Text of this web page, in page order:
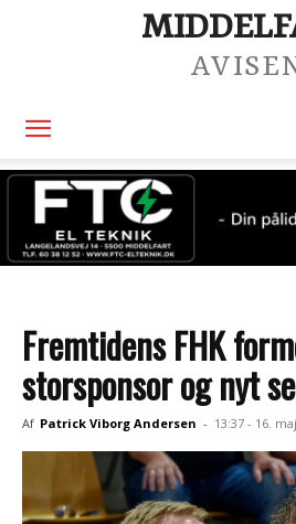
Fremtidens FHK
storsponsor og nyt
Af Patrick Viborg Andersen - 13:37 - 16. maj